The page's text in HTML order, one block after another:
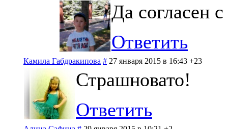
Да согласен
Ответить
Камила Габдракипова # 27 января 2015 в 16:43 +23
Страшновато!
Ответить